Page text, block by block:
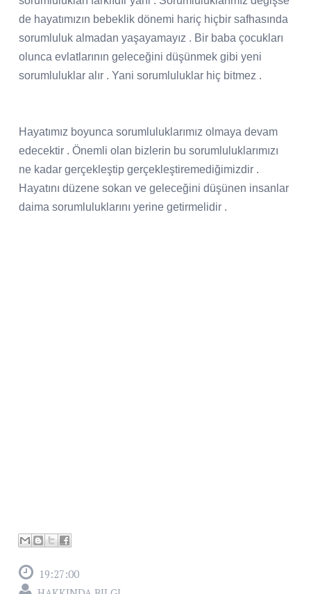
de hayatımızın bebeklik dönemi hariç hiçbir safhasında
sorumluluk almadan yaşayamayız . Bir baba çocukları
olunca evlatlarının geleceğini düşünmek gibi yeni
sorumluluklar alır . Yani sorumluluklar hiç bitmez .
Hayatımız boyunca sorumluluklarımız olmaya devam
edecektir . Önemli olan bizlerin bu sorumluluklarımızı
ne kadar gerçekleştip gerçekleştiremediğimizdir .
Hayatını düzene sokan ve geleceğini düşünen insanlar
daima sorumluluklarını yerine getirmelidir .
19:27:00